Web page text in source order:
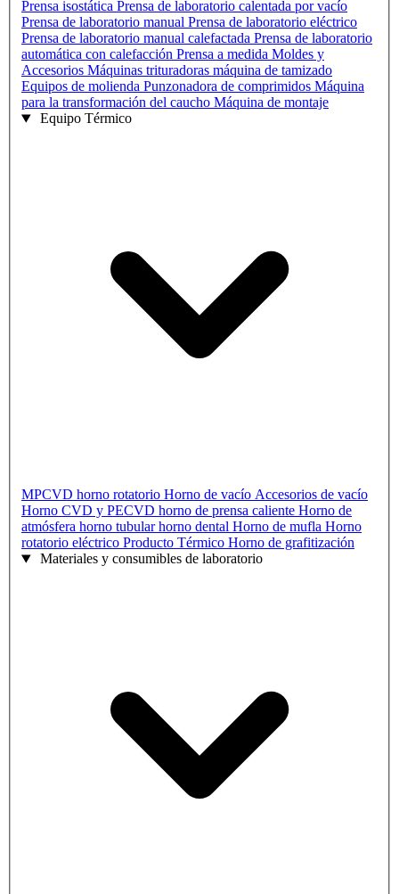
Prensa isostática Prensa de laboratorio calentada por vacío
Prensa de laboratorio manual Prensa de laboratorio eléctrico
Prensa de laboratorio manual calefactada Prensa de laboratorio
automática con calefacción Prensa a medida Moldes y
Accesorios Máquinas trituradoras máquina de tamizado
Equipos de molienda Punzonadora de comprimidos Máquina
para la transformación del caucho Máquina de montaje
Equipo Térmico
MPCVD horno rotatorio Horno de vacío Accesorios de vacío
Horno CVD y PECVD horno de prensa caliente Horno de
atmósfera horno tubularhorno dental Horno de mufla Horno
rotatorio eléctrico Producto Térmico Horno de grafitización
Materiales y consumibles de laboratorio